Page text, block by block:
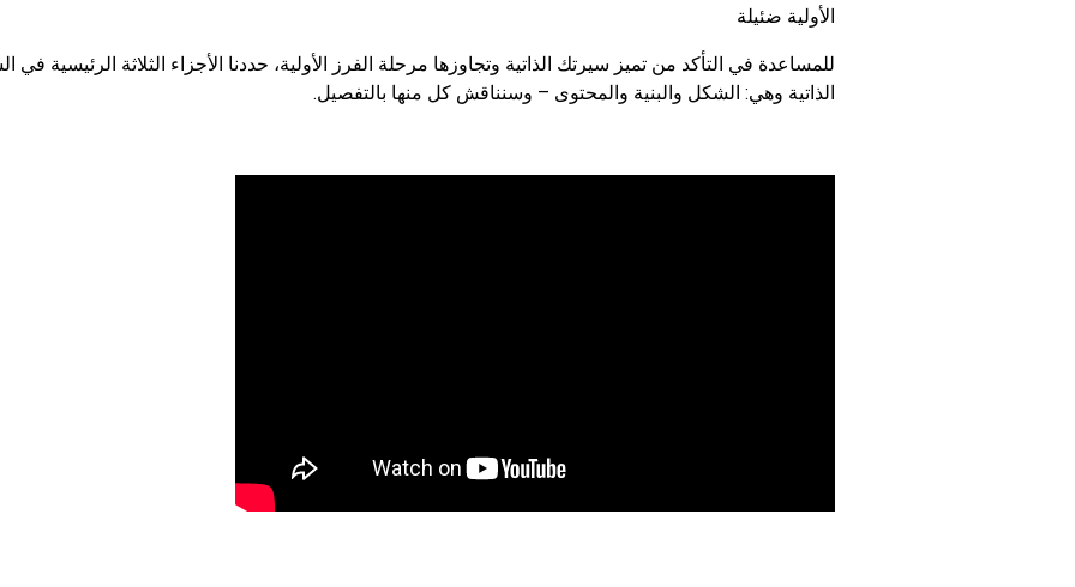
الأولية ضئيلة
للمساعدة في التأكد من تميز سيرتك الذاتية وتجاوزها مرحلة الفرز الأولية، حددنا الأجزاء الثلاثة الرئيسية في
الذاتية وهي: الشكل والبنية والمحتوى – وسنناقش كل منها بالتفصيل.